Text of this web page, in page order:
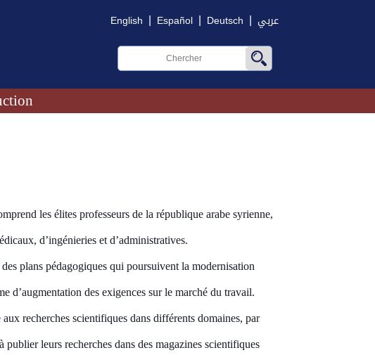
English | Español | Deutsch | عربي
les élites professeurs de la république arabe syrienne,
d’ingénieries et d’administratives.
plans pédagogiques qui poursuivent lamodernisation
d’augmentation des exigences surle marché du travail.
recherches scientifiques dans différents domaines, par
publier leurs recherches dans des magazines scientifiques